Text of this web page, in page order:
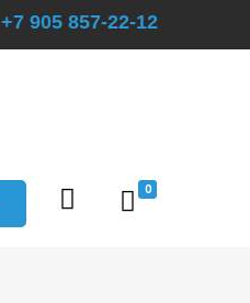
+7 905 857-22-12
0